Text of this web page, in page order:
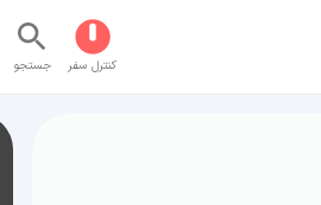
کنترل سفر جستجو